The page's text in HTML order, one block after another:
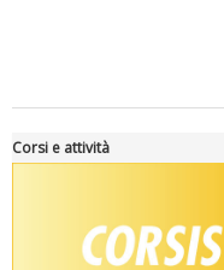
Corsi e attività